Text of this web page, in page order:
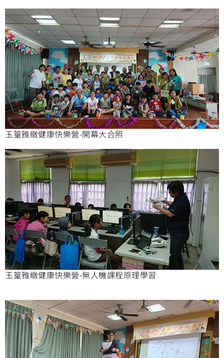
玉篁雅緻健康快樂營-開幕大合照
玉篁雅緻健康快樂營-無人機課程原理學習